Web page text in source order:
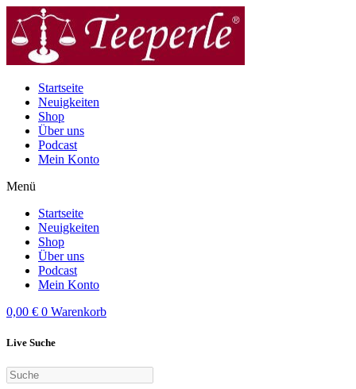
Inhalt
wechseln
Startseite
Neuigkeiten
Shop
Über uns
Podcast
Mein Konto
Menü
Startseite
Neuigkeiten
Shop
Über uns
Podcast
Mein Konto
0,00 € 0 Warenkorb
Live Suche